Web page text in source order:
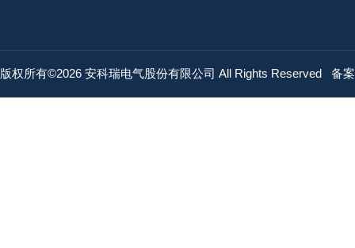
版权所有©2026 安科瑞电气股份有限公司 All Rights Reserved 备